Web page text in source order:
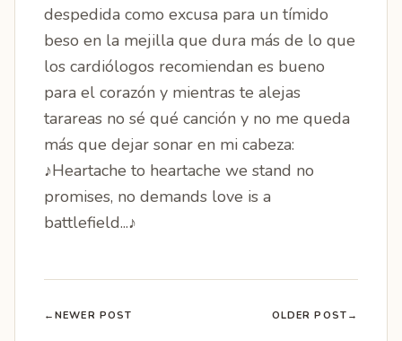
despedida como excusa para un tímido
beso en la mejilla que dura más de lo que
los cardiólogos recomiendan es bueno
para el corazón y mientras te alejas
tarareas no sé qué canción y no me queda
más que dejar sonar en mi cabeza:
♪Heartache to heartache we stand no
promises, no demands love is a
battlefield...♪
←NEWER POST OLDER POST →